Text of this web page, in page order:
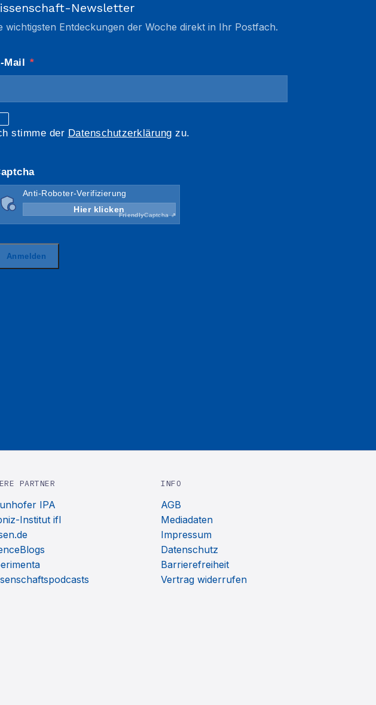
Newsletter
wichtigsten Entdeckungen der Woche direkt in Ihr Postfach.
PARTNER
IPA
Institut ifl
INFO
AGB
Mediadaten
Impressum
Datenschutz
Barrierefreiheit
Vertrag widerrufen